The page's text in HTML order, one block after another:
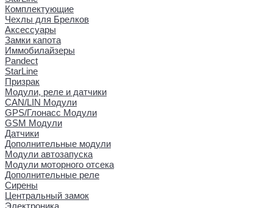
Комплектующие
Чехлы для Брелков
Аксессуары
Замки капота
Иммобилайзеры
Pandect
StarLine
Призрак
Модули, реле и датчики
CAN/LIN Модули
GPS/Глонасс Модули
GSM Модули
Датчики
Дополнительные модули
Модули автозапуска
Модули моторного отсека
Дополнительные реле
Сирены
Центральный замок
Электроника